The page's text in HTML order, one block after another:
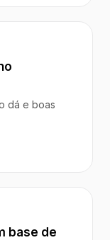
dá e boas
base de